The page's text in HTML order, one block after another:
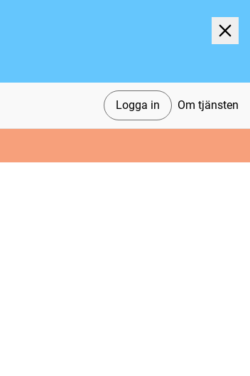
Logga in Om tjänsten